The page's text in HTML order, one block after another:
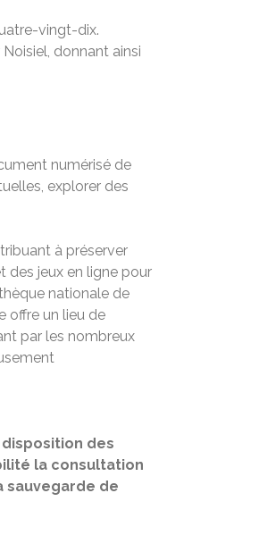
vingt-dix.
donnant ainsi
numérisé de
explorer des
à préserver
des jeux en ligne pour
nationale de
offre un lieu de
par les nombreux
des
la consultation
sauvegarde de